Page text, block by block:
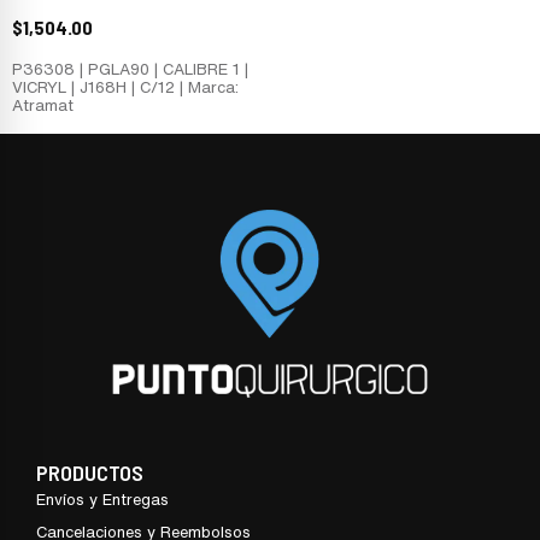
$1,504.00
P36308 | PGLA90 | CALIBRE 1 |
VICRYL | J168H | C/12 | Marca:
Atramat
PRODUCTOS
Envíos y Entregas
Cancelaciones y Reembolsos